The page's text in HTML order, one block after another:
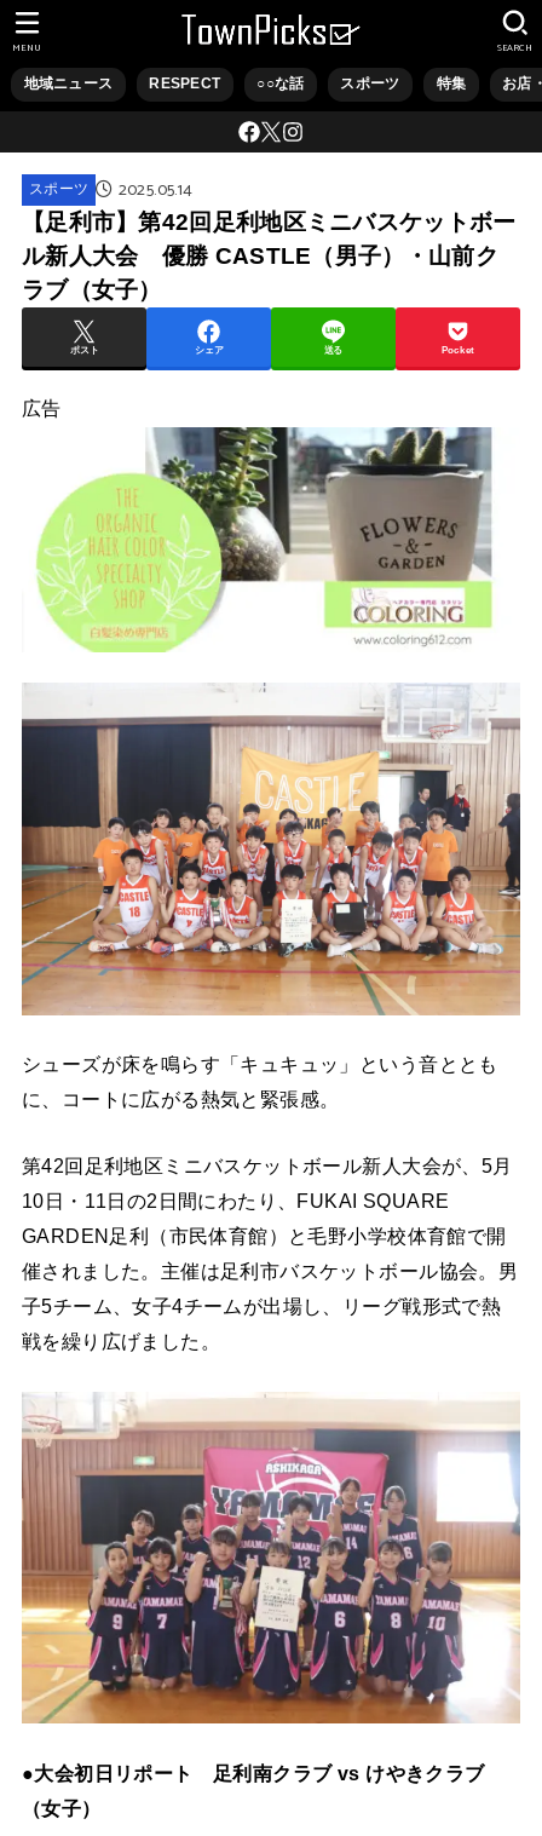
地域ニュース RESPECT ○○な話 スポーツ 特集 お店
SEARCH
MENU
スポーツ 2025.05.14
【足利市】第42回足利地区ミニバスケットボー
ル新人大会 優勝 CASTLE（男子）・山前ク
ラブ（女子）
ポスト シェア 送る Pocket
広告
シューズが床を鳴らす「キュキュッ」という音ととも
に、コートに広がる熱気と緊張感。
第42回足利地区ミニバスケットボール新人大会が、5月
10日・11日の2日間にわたり、FUKAI SQUARE
GARDEN足利（市民体育館）と毛野小学校体育館で開
催されました。主催は足利市バスケットボール協会。男
子5チーム、女子4チームが出場し、リーグ戦形式で熱
戦を繰り広げました。
●大会初日リポート 足利南クラブ vs けやきクラブ
（女子）